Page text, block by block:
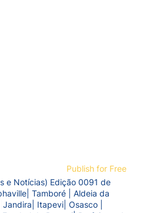
Publish for Free
e Notícias) Edição 0091 de
Tamboré | Aldeia da
Itapevi| Osasco |